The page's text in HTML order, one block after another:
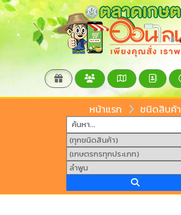
หน้าแรก ชนิดสินค้า